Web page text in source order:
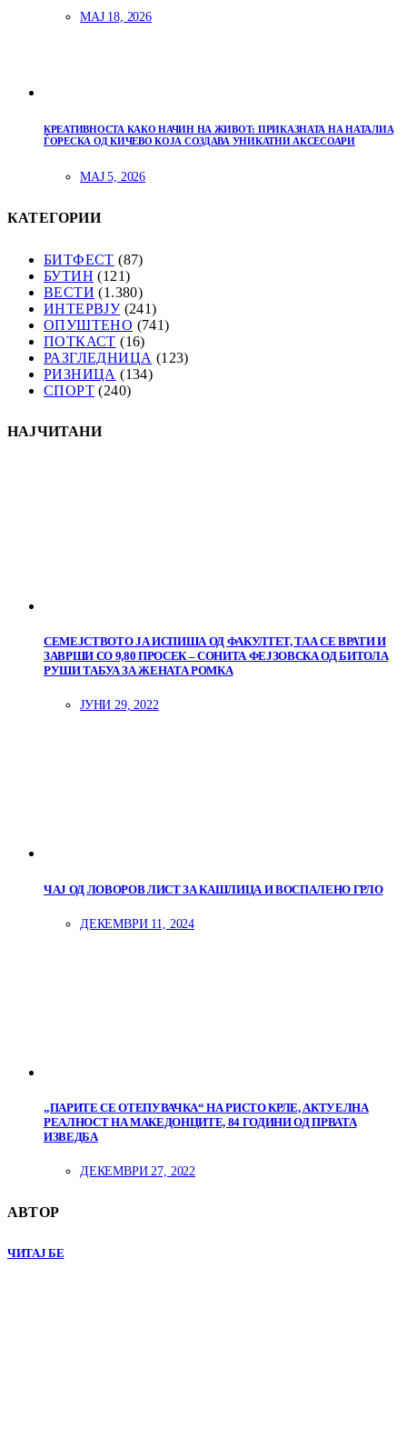
МАЈ 18, 2026
КРЕАТИВНОСТА КАКО НАЧИН НА ЖИВОТ: ПРИКАЗНАТА НА НАТАЛИА
ЃОРЕСКА ОД КИЧЕВО КОЈА СОЗДАВА УНИКАТНИ АКСЕСОАРИ
МАЈ 5, 2026
КАТЕГОРИИ
БИТФЕСТ (87)
БУТИН (121)
ВЕСТИ (1.380)
ИНТЕРВЈУ(241)
ОПУШТЕНО (741)
ПОТКАСТ (16)
РАЗГЛЕДНИЦА (123)
РИЗНИЦА (134)
СПОРТ (240)
НАЈЧИТАНИ
СЕМЕЈСТВОТО ЈА ИСПИША ОД ФАКУЛТЕТ, ТАА СЕ ВРАТИ И
ЗАВРШИ СО 9,80 ПРОСЕК – СОНИТА ФЕЈЗОВСКА ОД БИТОЛА
РУШИ ТАБУА ЗА ЖЕНАТА РОМКА
ЈУНИ 29, 2022
ЧАЈ ОД ЛОВОРОВ ЛИСТ ЗА КАШЛИЦА И ВОСПАЛЕНО ГРЛО
ДЕКЕМВРИ 11, 2024
„ПАРИТЕ СЕ ОТЕПУВАЧКА“ НА РИСТО КРЛЕ, АКТУЕЛНА
РЕАЛНОСТ НА МАКЕДОНЦИТЕ, 84 ГОДИНИ ОД ПРВАТА
ИЗВЕДБА
ДЕКЕМВРИ 27, 2022
АВТОР
ЧИТАЈ БЕ